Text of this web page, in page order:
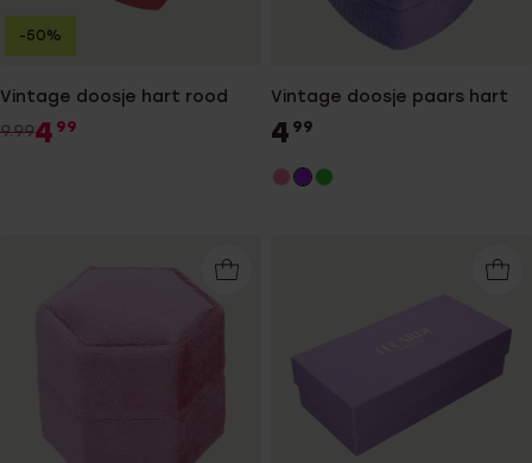
Vintage doosje hart rood
9.994 99
-50%
Vintage doosje paars hart
4 99